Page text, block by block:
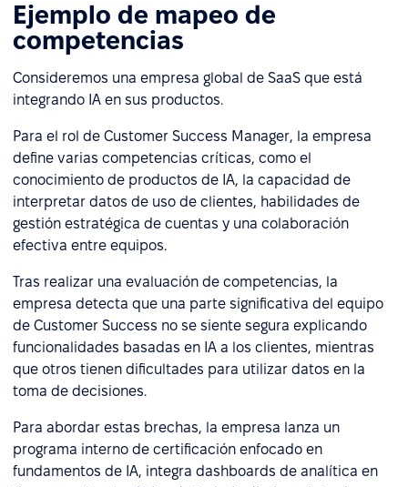
Ejemplo de mapeo de
competencias
Consideremos una empresa global de SaaS que está
integrando IA en sus productos.
Para el rol de Customer Success Manager, la empresa
define varias competencias críticas, como el
conocimiento de productos de IA, la capacidad de
interpretar datos de uso de clientes, habilidades de
gestión estratégica de cuentas y una colaboración
efectiva entre equipos.
Tras realizar una evaluación de competencias, la
empresa detecta que una parte significativa del equipo
de Customer Success no se siente segura explicando
funcionalidades basadas en IA a los clientes, mientras
que otros tienen dificultades para utilizar datos en la
toma de decisiones.
Para abordar estas brechas, la empresa lanza un
programa interno de certificación enfocado en
fundamentos de IA, integra dashboards de analítica en